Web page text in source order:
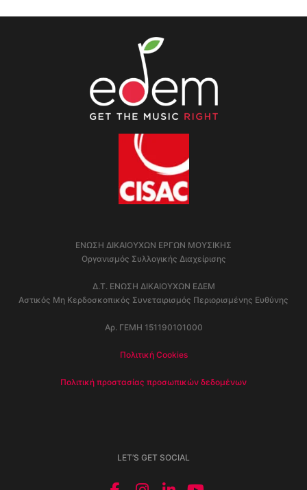
ΕΝΩΣΗ ΔΙΚΑΙΟΥΧΩΝ ΕΡΓΩΝ ΜΟΥΣΙΚΗΣ
Οργανισμός Συλλογικής Διαχείρισης
Δ.Τ. ΕΝΩΣΗ ΔΙΚΑΙΟΥΧΩΝ ΕΔΕΜ
Αστικός Μη Κερδοσκοπικός Συνεταιρισμός Περιορισμένης Ευθύνης
Αρ. ΓΕΜΗ 151190101000
Πολιτική Cookies
Πολιτική προστασίας προσωπικών δεδομένων
LET’S GET SOCIAL